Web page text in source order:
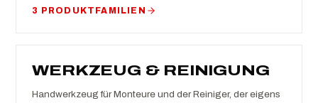
3 PRODUKTFAMILIEN
WERKZEUG & REINIGUNG
Handwerkzeug für Monteure und der Reiniger, der eigens